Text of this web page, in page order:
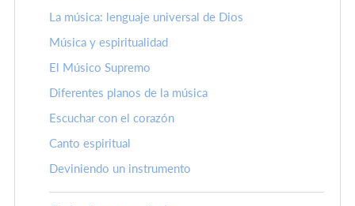
La música: lenguaje universal de Dios
Música y espiritualidad
El Músico Supremo
Diferentes planos de la música
Escuchar con el corazón
Canto espiritual
Deviniendo un instrumento